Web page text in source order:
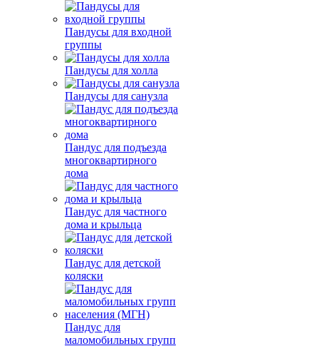
Пандусы для входной
группы
Пандусы для холла
Пандусы для санузла
Пандус для подъезда
многоквартирного
дома
Пандус для частного
дома и крыльца
Пандус для детской
коляски
Пандус для
маломобильных групп